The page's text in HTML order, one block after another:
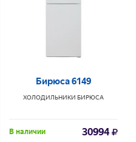
Бирюса 6149
ХОЛОДИЛЬНИКИ БИРЮСА
В наличии 30994